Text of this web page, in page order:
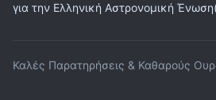
για την Ελληνική Αστρονομική
Καλές Παρατηρήσεις & Καθαρούς